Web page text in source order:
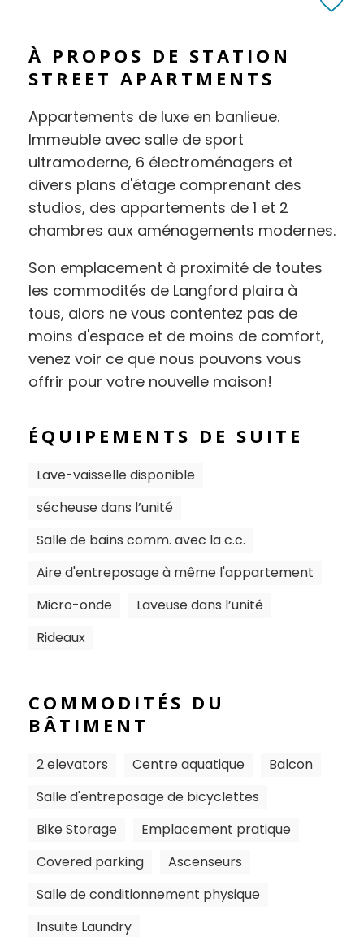
À PROPOS DE STATION
STREET APARTMENTS
Appartements de luxe en banlieue.
Immeuble avec salle de sport
ultramoderne, 6 électroménagers et
divers plans d'étage comprenant des
studios, des appartements de 1 et 2
chambres aux aménagements modernes.
Son emplacement à proximité de toutes
les commodités de Langford plaira à
tous, alors ne vous contentez pas de
moins d'espace et de moins de comfort,
venez voir ce que nous pouvons vous
offrir pour votre nouvelle maison!
ÉQUIPEMENTS DE SUITE
Lave-vaisselle disponible
sécheuse dans l’unité
Salle de bains comm. avec la c.c.
Aire d'entreposage à même l'appartement
Micro-onde
Laveuse dans l’unité
Rideaux
COMMODITÉS DU
BÂTIMENT
2 elevators Centre aquatique
Balcon
Salle d'entreposage de bicyclettes
Bike Storage
Emplacement pratique
Covered parking
Ascenseurs
Salle de conditionnement physique
Insuite Laundry